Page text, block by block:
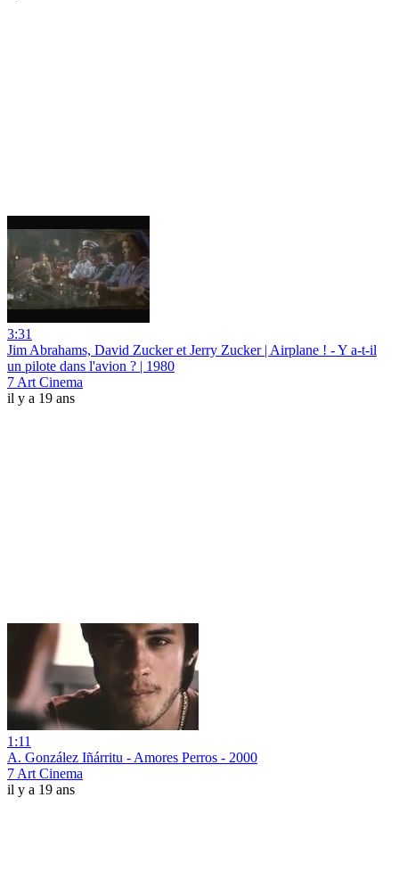
3:31
Jim Abrahams, David Zucker et Jerry Zucker | Airplane ! - Y a-t-il
un pilote dans l'avion ? | 1980
7 Art Cinema
il y a 19 ans
1:11
A. González Iñárritu - Amores Perros - 2000
7 Art Cinema
il y a 19 ans